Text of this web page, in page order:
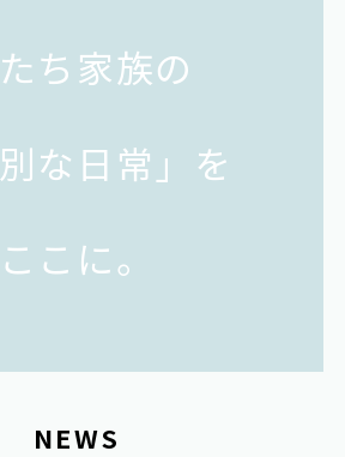
ち家族の
別な日常」を
ここに。
NEWS